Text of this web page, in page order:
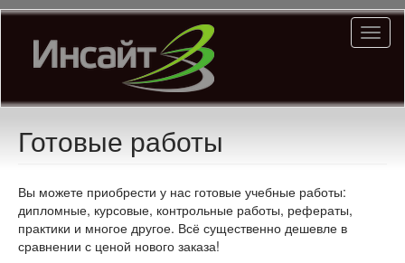
Перейти
основному
содержанию
Готовые работы
Вы можете приобрести у нас готовые учебные работы:
дипломные, курсовые, контрольные работы, рефераты,
практики и многое другое. Всё существенно дешевле в
сравнении с ценой нового заказа!